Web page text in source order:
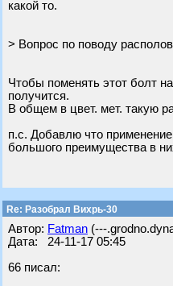
какой то.
> Вопрос по поводу
Чтобы поменять этот болт
получится.
В общем в цвет. мет. такую
п.с. Добавлю что
большого преимущества в
Re: Разобрал Вихрь-30
Автор: Fatman (---
Дата: 24-11-17 05:45
66 писал: